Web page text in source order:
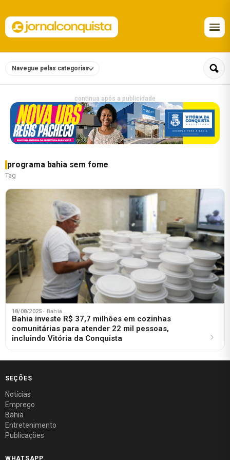
Navegue pelas categorias
continua após a publicidade
programa bahia sem fome
Tag
18/08/2025 · Bahia
Bahia investe R$ 37,7 milhões em cozinhas
comunitárias para atender 22 mil pessoas,
incluindo Vitória da Conquista
SEÇÕES
Notícias
Emprego
Bahia
Entretenimento
Publicações
WHATSAPP